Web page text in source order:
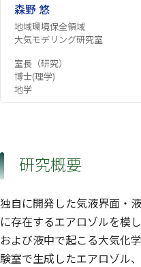
森野 悠
地域環境保全領域
大気モデリング研究室
室長（研究）
博士(理学)
地学
研究概要
独自に開発した気液界面・
に存在するエアロゾルを模
および液中で起こる大気化
験室で生成したエアロゾル